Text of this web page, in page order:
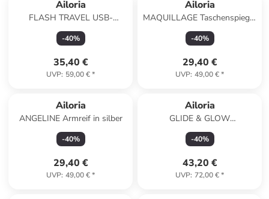
Ailoria
FLASH TRAVEL USB-
Schallzahnbürste in schwarz
-40%
35,40 €
UVP: 59,00 €*
Ailoria
MAQUILLAGE Taschenspiegel
mit dimmbarer LED-
Beleuchtung (USB) in türkis
-40%
29,40 €
UVP: 49,00 €*
Ailoria
ANGELINE Armreif in silber
-40%
29,40 €
UVP: 49,00 €*
Ailoria
GLIDE & GLOW
COLLECTION Haar- &
Hornhautentferner in lila
-40%
43,20 €
UVP: 72,00 €*